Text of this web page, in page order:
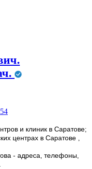
и клиник в Саратове;
центрах в Саратове ,
- адреса, телефоны,